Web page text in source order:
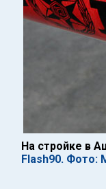
На стройке в
Flash90. Фото: